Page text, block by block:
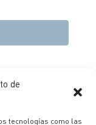
de
tecnologías como las
1, Ed 4, P1 28223,